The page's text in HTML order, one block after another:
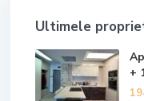
Ultimele
+